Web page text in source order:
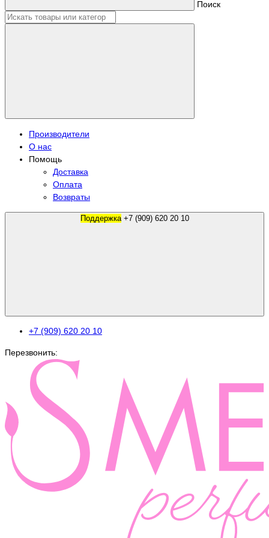
Поиск
Производители
О нас
Помощь
Доставка
Оплата
Возвраты
Поддержка +7 (909) 620 20 10
+7 (909) 620 20 10
Перезвонить: